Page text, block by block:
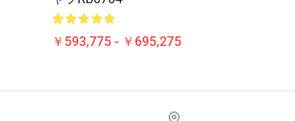
￥593,775 - ￥695,275